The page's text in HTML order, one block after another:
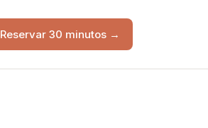
Reservar 30 minutos →